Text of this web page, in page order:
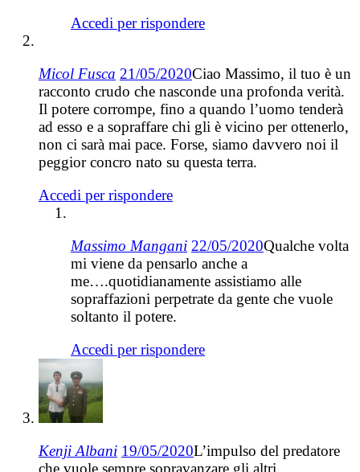
Accedi per rispondere
Micol Fusca 21/05/2020Ciao Massimo, il tuo è un
racconto crudo che nasconde una profonda verità.
Il potere corrompe, fino a quando l’uomo tenderà
ad esso e a sopraffare chi gli è vicino per ottenerlo,
non ci sarà mai pace. Forse, siamo davvero noi il
peggior concro nato su questa terra.
Accedi per rispondere
Massimo Mangani 22/05/2020Qualche volta
mi viene da pensarlo anche a
me….quotidianamente assistiamo alle
sopraffazioni perpetrate da gente che vuole
soltanto il potere.
Accedi per rispondere
Kenji Albani 19/05/2020L’impulso del predatore